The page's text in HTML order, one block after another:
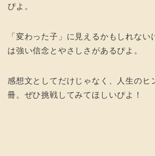
ぴよ。
「変わった子」に見えるかもしれない
は強い信念とやさしさがあるぴよ。
感想文としてだけじゃなく、人生のヒ
冊。ぜひ挑戦してみてほしいぴよ！